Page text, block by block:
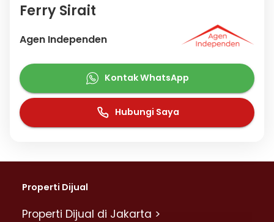
Ferry Sirait
Agen Independen
Kontak WhatsApp
Hubungi Saya
Properti Dijual
Properti Dijual di Jakarta >